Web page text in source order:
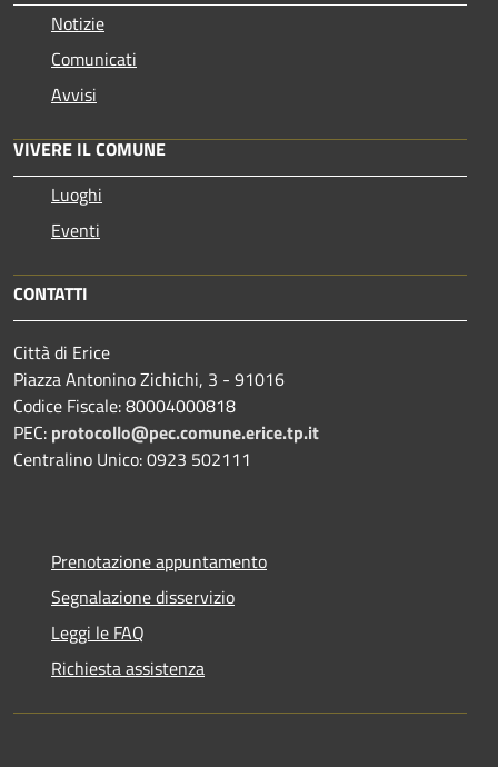
Notizie
Comunicati
Avvisi
VIVERE IL COMUNE
Luoghi
Eventi
CONTATTI
Città di Erice
Piazza Antonino Zichichi, 3 - 91016
Codice Fiscale: 80004000818
PEC: protocollo@pec.comune.erice.tp.it
Centralino Unico: 0923 502111
Prenotazione appuntamento
Segnalazione disservizio
Leggi le FAQ
Richiesta assistenza